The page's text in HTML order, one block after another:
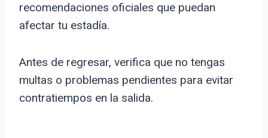
recomendaciones oficiales que puedan
afectar tu estadía.
Antes de regresar, verifica que no tengas
multas o problemas pendientes para evitar
contratiempos en la salida.